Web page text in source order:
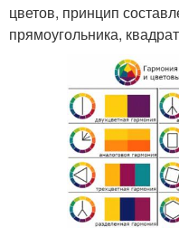
цветов, принцип
прямоугольника,